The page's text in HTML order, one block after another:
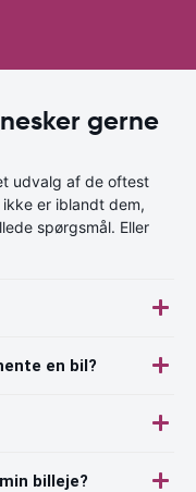
gerne
udvalg af de oftest
er iblandt dem,
spørgsmål. Eller
en bil?
billeje?